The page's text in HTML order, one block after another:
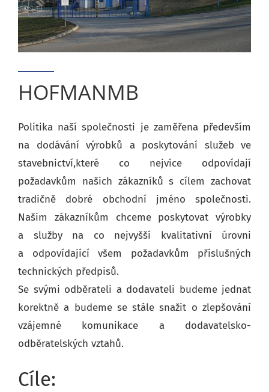
HOFMANMB
Politika naší společnosti je zaměřena především
na dodávání výrobků a poskytování služeb ve
stavebnictví,které co nejvíce odpovídají
požadavkům našich zákazníků s cílem zachovat
tradičně dobré obchodní jméno společnosti.
Našim zákazníkům chceme poskytovat výrobky
a služby na co nejvyšší kvalitativní úrovni
a odpovídající všem požadavkům příslušných
technických předpisů.
Se svými odběrateli a dodavateli budeme jednat
korektně a budeme se stále snažit o zlepšování
vzájemné komunikace a dodavatelsko-
odběratelských vztahů.
Cíle: